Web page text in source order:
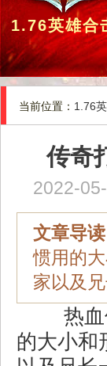
1.76英雄合
当前位置： 1.76
传奇
2022-
文章导读
惯用的
家以及
热血
的大小和